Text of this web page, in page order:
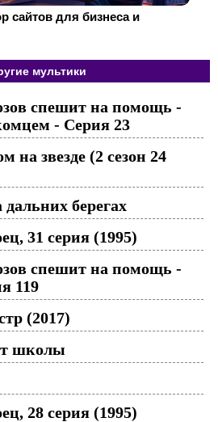
сайтов для бизнеса и
мультики
спешит на помощь -
- Серия 23
на звезде (2 сезон 24
берегах
31 серия (1995)
спешит на помощь -
119
(2017)
школы
28 серия (1995)